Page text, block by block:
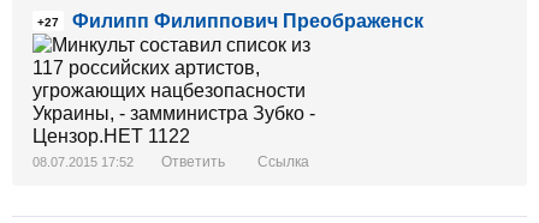
+27 Филипп Филиппович Преображенск
08.07.2015 17:52 Ответить Ссылка